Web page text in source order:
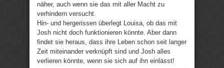
näher, auch wenn sie das mit aller Macht zu
verhindern versucht.
Hin- und hergerissen überlegt Louisa, ob das mit
Josh nicht doch funktionieren könnte. Aber dann
findet sie heraus, dass ihre Leben schon seit langer
Zeit miteinander verknüpft sind und Josh alles
verlieren könnte, wenn sie sich auf ihn einlässt!